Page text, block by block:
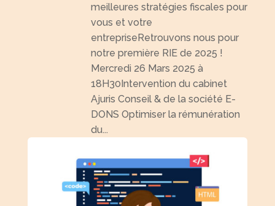
meilleures stratégies fiscales pour
vous et votre
entrepriseRetrouvons nous pour
notre première RIE de 2025 !
Mercredi 26 Mars 2025 à
18H30Intervention du cabinet
Ajuris Conseil & de la société E-
DONS Optimiser la rémunération
du...